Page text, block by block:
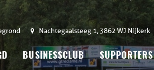
Nachtegaalsteeg 1, 3862 WJ Nijkerk
BUSINESSCLUB SUPPORTERS